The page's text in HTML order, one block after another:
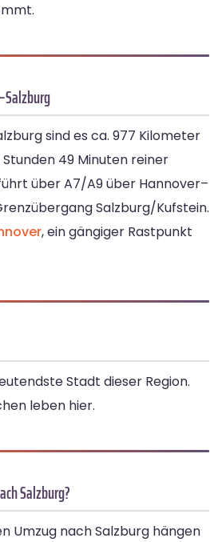
sind es ca. 977 Kilometer
49 Minuten reiner
über A7/A9 über Hannover–
Salzburg/Kufstein.
, ein gängiger Rastpunkt
Stadt dieser Region.
leben hier.
Salzburg?
Umzug nach Salzburg hängen